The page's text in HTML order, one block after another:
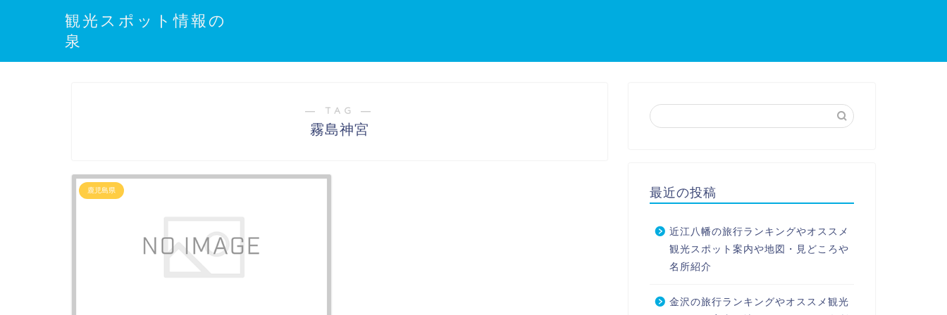
観光スポット情報の
泉
― TAG ―
霧島神宮
鹿児島県 最近の投稿
近江八幡の旅行ランキングやオススメ
観光スポット案内や地図・見どころや
名所紹介
金沢の旅行ランキングやオススメ観光